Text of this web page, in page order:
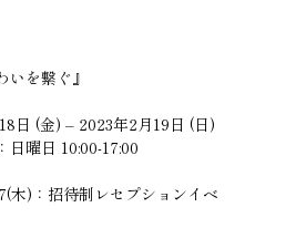
いを繋ぐ』
日 (金) – 2023年2月19日 (日)
日曜日 10:00-17:00
木)：招待制レセプションイベ